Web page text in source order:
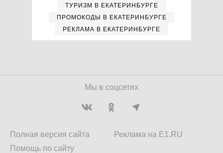
ТУРИЗМ В ЕКАТЕРИНБУРГЕ
ПРОМОКОДЫ В ЕКАТЕРИНБУРГЕ
РЕКЛАМА В ЕКАТЕРИНБУРГЕ
Мы в соцсетях
Полная версия сайта
Помощь по сайту
Реклама на E1.RU